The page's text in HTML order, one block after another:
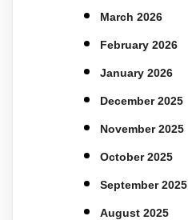
March 2026
February 2026
January 2026
December 2025
November 2025
October 2025
September 2025
August 2025